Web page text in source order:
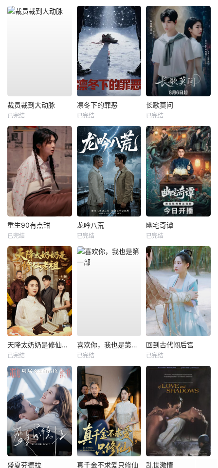
裁员裁到大动脉
已完结
凛冬下的罪恶
已完结
长歌莫问
已完结
重生90有点甜
已完结
龙吟八荒
已完结
幽宅奇谭
已完结
天降太奶奶是修仙老祖
已完结
喜欢你，我也是第一部
已完结
回到古代闯后宫
已完结
盛夏芬德拉 真千金不求爱只修仙 乱世激情